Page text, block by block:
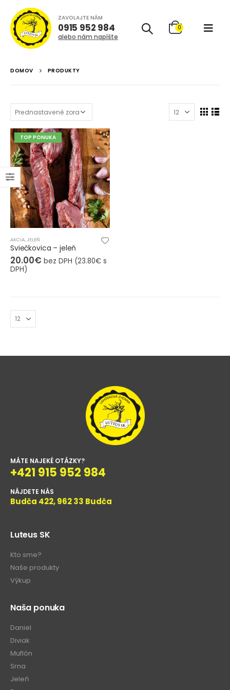
ZAVOLAJTE NÁM
0915 952 984
alebo nám napíšte
0
DOMOV PRODUKTY
TOP PONUKA
AKCIA,JELEŇ
Sviečkovica – jeleň
20.00€ bez DPH (23.80€ s
DPH)
MÁTE NAJEKÉ OTÁZKY?
+421 915 952 984
NÁJDETE NÁS
Budča 422, 962 33 Budča
Luteus SK
Kto sme?
Naše produkty
Výkup
Naša ponuka
Daniel
Diviak
Muflón
Srna
Jeleň